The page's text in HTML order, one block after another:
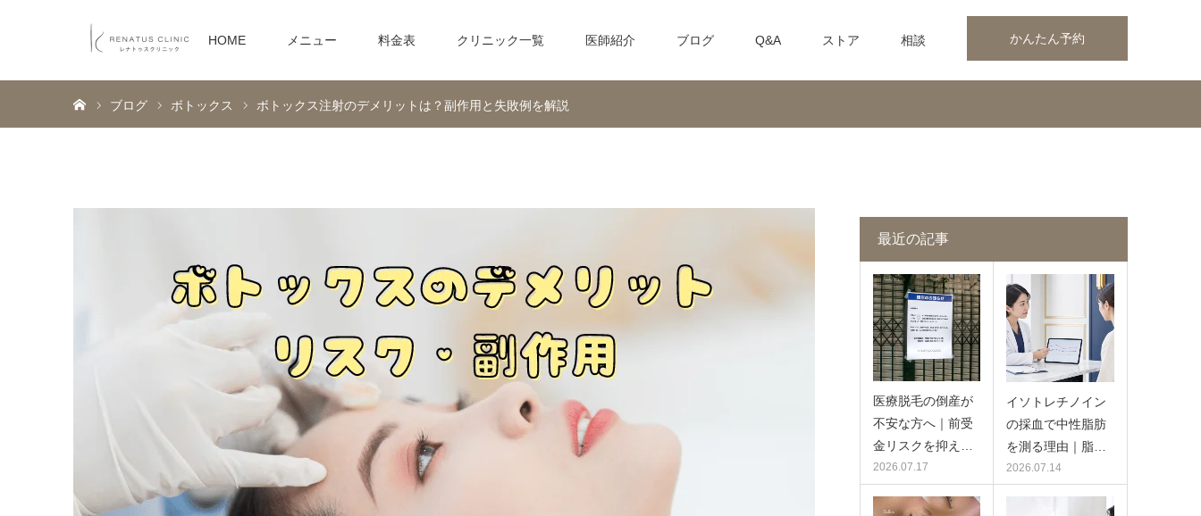
かんたん予約
HOME メニュー 料金表 クリニック一覧 医師紹介 ブログ Q&A ストア 相談
ブログ ボトックス ボトックス注射のデメリットは？副作用と失敗例を解説
最近の記事
医療脱毛の倒産が
不安な方へ｜前受
金リスクを抑え…
2026.07.17
イソトレチノイン
の採血で中性脂肪
を測る理由｜脂…
2026.07.14